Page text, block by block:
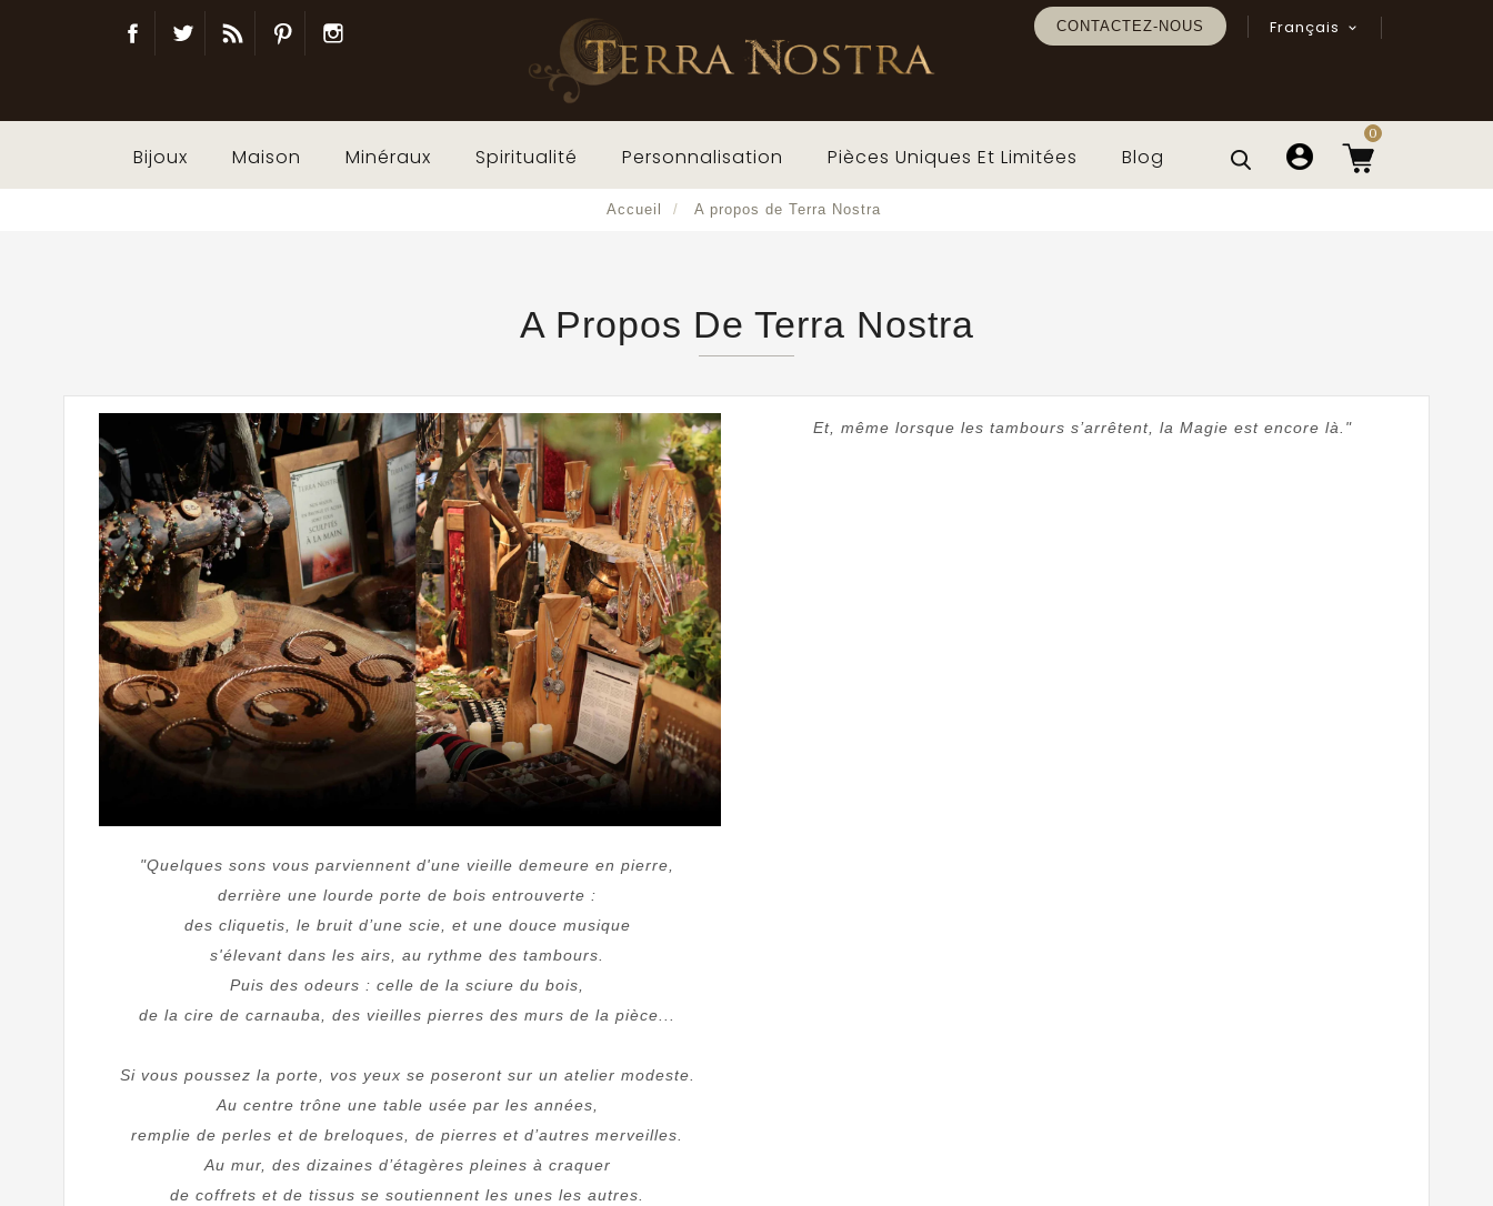
FacebookTwitter Blog Pinterest Français 
CONTACTEZ-NOUS
Bijoux Maison Minéraux Spiritualité Personnalisation Pièces Uniques Et Limitées Blog
0
Accueil A propos de Terra Nostra
A Propos De Terra Nostra
"Quelques sons vous parviennent d'une vieille demeure en pierre,
derrière une lourde porte de bois entrouverte :
des cliquetis, le bruit d’une scie, et une douce musique
s'élevant dans les airs, au rythme des tambours.
Puis des odeurs : celle de la sciure du bois,
de la cire de carnauba, des vieilles pierres des murs de la pièce...
Si vous poussez la porte, vos yeux se poseront sur un atelier modeste.
Au centre trône une table usée par les années,
remplie de perles et de breloques, de pierres et d’autres merveilles.
Au mur, des dizaines d’étagères pleines à craquer
de coffrets et de tissus se soutiennent les unes les autres.
Et, même lorsque les tambours s’arrêtent, la Magie est encore là."